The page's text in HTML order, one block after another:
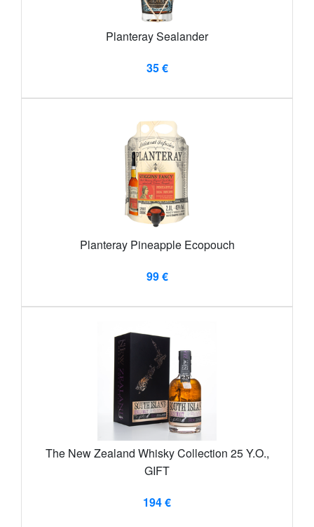
Planteray Sealander
35 €
Planteray Pineapple Ecopouch
99 €
The New Zealand Whisky Collection 25 Y.O.,
GIFT
194 €